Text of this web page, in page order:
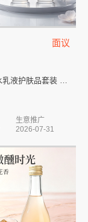
面议
庆葆堂B5水乳液护肤品套装 山...
生意推广
2026-07-31